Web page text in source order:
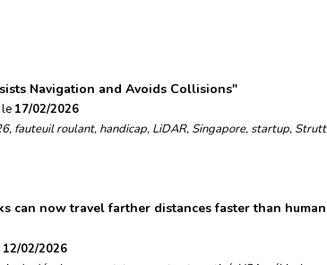
Navigation and Avoids Collisions"
le 17/02/2026
, fauteuil roulant, handicap, LiDAR, Singapore, startup, Strutt
can now travel farther distances faster than human
12/02/2026